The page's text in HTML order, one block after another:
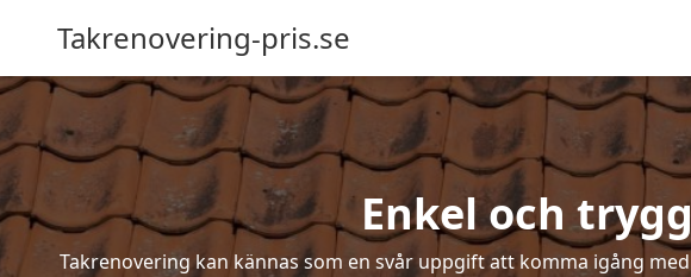
Takrenovering-pris.se
Enkel och
Takrenovering kan kännas som en svår uppgift att komma igång